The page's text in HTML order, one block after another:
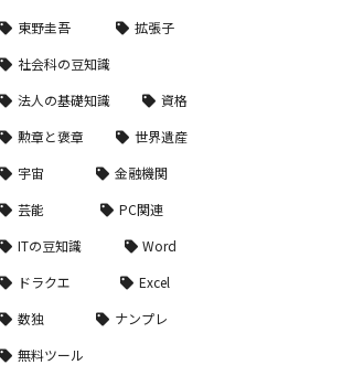
東野圭吾
拡張子
社会科の豆知識
法人の基礎知識
資格
勲章と褒章
世界遺産
宇宙
金融機関
芸能
PC関連
ITの豆知識
Word
ドラクエ
Excel
数独
ナンプレ
無料ツール